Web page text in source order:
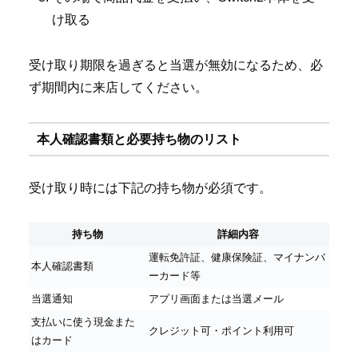
け取る
受け取り期限を過ぎると当選が無効になるため、必
ず期間内に来店してください。
本人確認書類と必要持ち物のリスト
受け取り時には下記の持ち物が必須です。
持ち物 詳細内容
本人確認書類
運転免許証、健康保険証、マイナンバ
ーカード等
当選通知
アプリ画面または当選メール
支払いに使う現金また
はカード
クレジット可・ポイント利用可